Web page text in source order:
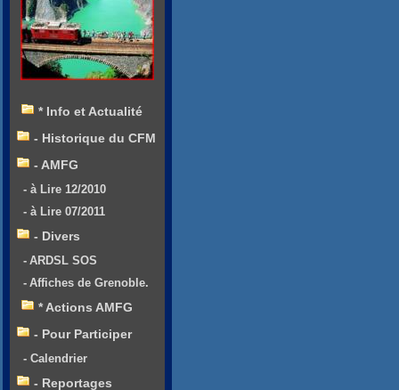
* Info et Actualité
- Historique du CFM
- AMFG
- à Lire 12/2010
- à Lire 07/2011
- Divers
- ARDSL SOS
- Affiches de Grenoble.
* Actions AMFG
- Pour Participer
- Calendrier
- Reportages